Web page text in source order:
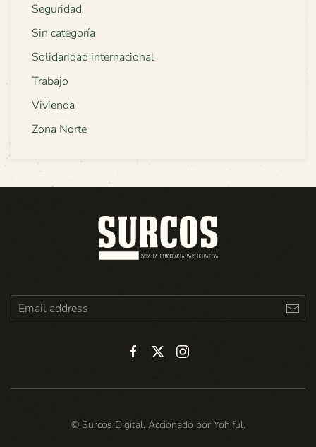
Seguridad
Sin categoría
Solidaridad internacional
Trabajo
Vivienda
Zona Norte
© Surcos Digital. Accionado por Yohiful.